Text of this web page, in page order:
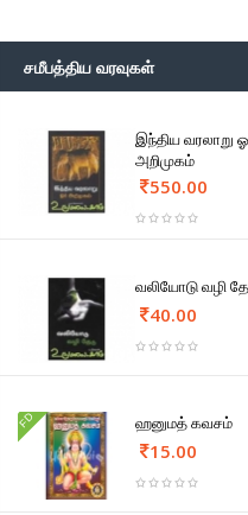
சமீபத்திய வரவுகள்
இந்திய வரலாறு
அறிமுகம்
550.00
வலியோடு வழி
40.00
FD ஹனுமத் கவசம்
15.00